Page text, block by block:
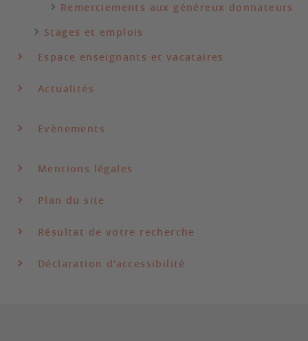
Remerciements aux généreux donnateurs
Stages et emplois
Espace enseignants et vacataires
Actualités
Evènements
Mentions légales
Plan du site
Résultat de votre recherche
Déclaration d'accessibilité